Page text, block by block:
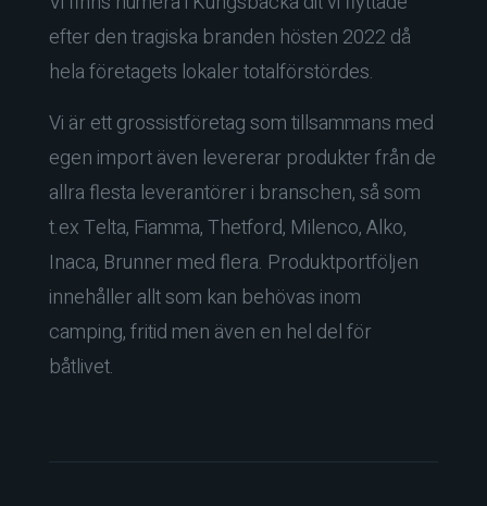
efter den tragiska branden hösten 2022 då
hela företagets lokaler totalförstördes.
Vi är ett grossistföretag som tillsammans med
egen import även levererar produkter från de
allra flesta leverantörer i branschen, så som
t.ex Telta, Fiamma, Thetford, Milenco, Alko,
Inaca, Brunner med flera. Produktportföljen
innehåller allt som kan behövas inom
camping, fritid men även en hel del för
båtlivet.